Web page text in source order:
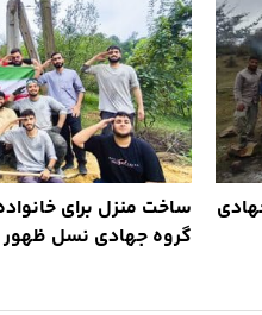
ساخت منزل برای
گروه جهادی نسل ظهور